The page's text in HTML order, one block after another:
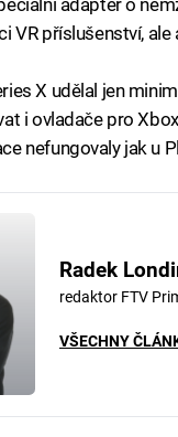
adaptér o
VR příslušenství,
X udělal jen
i ovladače pro
nefungovaly jak u
Radek
redaktor FTV
VŠECHNY